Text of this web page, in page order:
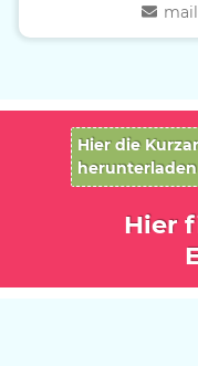
Hier die
herunterladen
Hier